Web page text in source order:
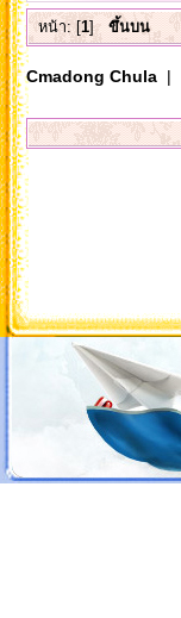
หน้า: [1] ขึ้นบน
Cmadong Chula|